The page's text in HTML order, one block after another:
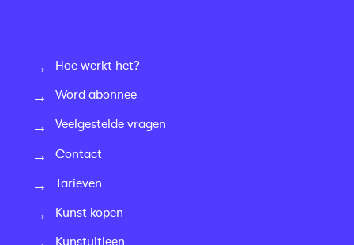
Hoe werkt het?
Word abonnee
Veelgestelde vragen
Contact
Tarieven
Kunst kopen
Kunstuitleen